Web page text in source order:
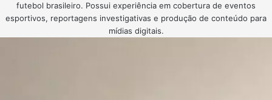
futebol brasileiro. Possui experiência em cobertura de eventos
esportivos, reportagens investigativas e produção de conteúdo para
mídias digitais.